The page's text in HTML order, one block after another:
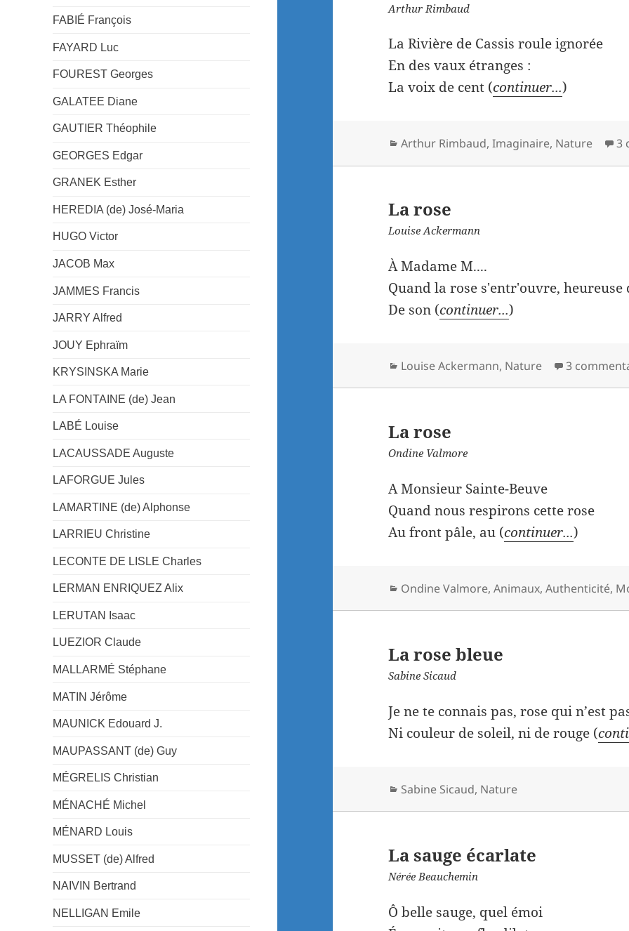
FABIÉ François
FAYARD Luc
FOUREST Georges
GALATEE Diane
GAUTIER Théophile
GEORGES Edgar
GRANEK Esther
HEREDIA (de) José-Maria
HUGO Victor
JACOB Max
JAMMES Francis
JARRY Alfred
JOUY Ephraïm
KRYSINSKA Marie
LA FONTAINE (de) Jean
LABÉ Louise
LACAUSSADE Auguste
LAFORGUE Jules
LAMARTINE (de) Alphonse
LARRIEU Christine
LECONTE DE LISLE Charles
LERMAN ENRIQUEZ Alix
LERUTAN Isaac
LUEZIOR Claude
MALLARMÉ Stéphane
MATIN Jérôme
MAUNICK Edouard J.
MAUPASSANT (de) Guy
MÉGRELIS Christian
MÉNACHÉ Michel
MÉNARD Louis
MUSSET (de) Alfred
NAIVIN Bertrand
NELLIGAN Emile
Arthur Rimbaud
La Rivière de Cassis roule ignorée
En des vaux étranges :
La voix de cent (continuer...)
Catégories
Arthur Rimbaud,Imaginaire, Nature 3
La rose
Louise Ackermann
À Madame M....
Quand la rose s'entr'ouvre, heureuse
De son (continuer...)
Catégories
Louise Ackermann, Nature 3
La rose
Ondine Valmore
A Monsieur Sainte-Beuve
Quand nous respirons cette rose
Au front pâle, au (continuer...)
Catégories
Ondine Valmore,Animaux,Authenticité,
La rose bleue
Sabine Sicaud
Je ne te connais pas, rose qui n’est
Ni couleur de soleil, ni de rouge (
Catégories
Sabine Sicaud, Nature
La sauge écarlate
Nérée Beauchemin
Ô belle sauge, quel émoi